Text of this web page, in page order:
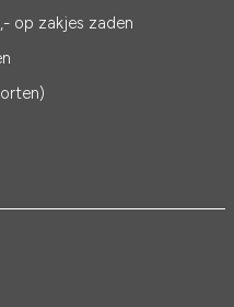
op zakjes zaden